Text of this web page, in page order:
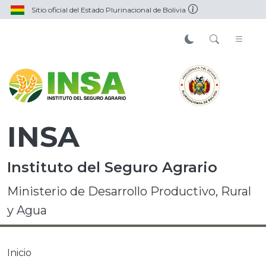
Sitio oficial del Estado Plurinacional de Bolivia
INSA
Instituto del Seguro Agrario
Ministerio de Desarrollo Productivo, Rural
y Agua
Inicio